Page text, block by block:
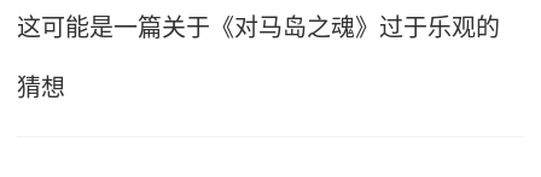
这可能是一篇关于《对马岛之魂》过于乐观的
猜想